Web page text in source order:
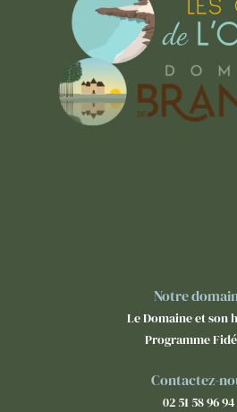
Notre
Le Domaine et son
Programme
Contactez-
02 51 58 96 94